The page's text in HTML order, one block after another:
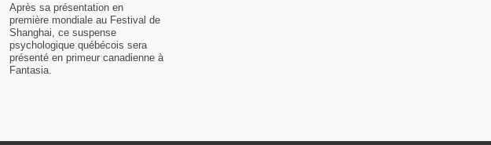
Après sa présentation en
première mondiale au Festival de
Shanghai, ce suspense
psychologique québécois sera
présenté en primeur canadienne à
Fantasia.